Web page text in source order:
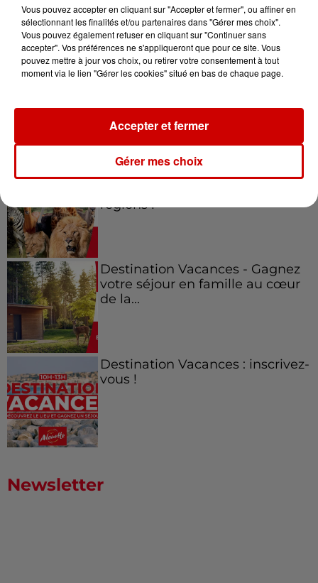
Jeux Voir plus
Gagnez vos places pour le
à Coulon !
Le Duel - Gagnez vos entrées
régions !
Destination Vacances - Gagnez
votre séjour en famille au cœur
de la...
Destination Vacances : inscrivez-
vous !
Newsletter
Vous pouvez accepter en cliquant sur "Accepter et fermer", ou affiner en
sélectionnant les finalités et/ou partenaires dans "Gérer mes choix".
Vous pouvez également refuser en cliquant sur "Continuer sans
accepter". Vos préférences ne s'appliqueront que pour ce site. Vous
pouvez mettre à jour vos choix, ou retirer votre consentement à tout
moment via le lien "Gérer les cookies" situé en bas de chaque page.
Gérer mes choix
Accepter et fermer